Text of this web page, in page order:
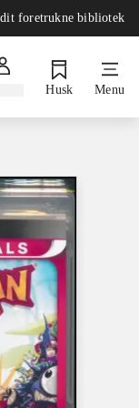
foretrukne bibliotek
Husk Menu